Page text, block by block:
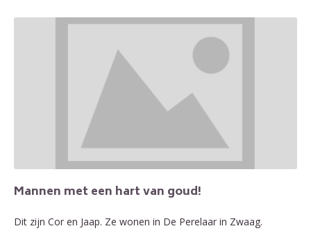
Mannen met een hart van goud!
Dit zijn Cor en Jaap. Ze wonen in De Perelaar in Zwaag.